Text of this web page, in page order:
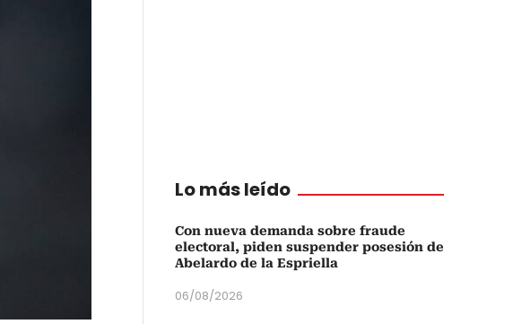
Lo más leído
Con nueva demanda sobre fraude
electoral, piden suspender posesión de
Abelardo de la Espriella
06/08/2026